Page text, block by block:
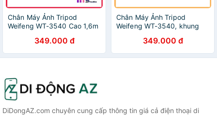
Chân Máy Ảnh Tripod
Weifeng WT-3540 Cao 1,6m
Remote Tương Thích Với
Nhiều Dòng Máy
349.000 đ
Chân Máy Ảnh Tripod
Weifeng WT-3540, khung
chịu tải 3kg, chụp ảnh quay
phim livestream - Tặng kẹp
349.000 đ
DiDongAZ.com chuyên cung cấp thông tin giá cả điện thoại di